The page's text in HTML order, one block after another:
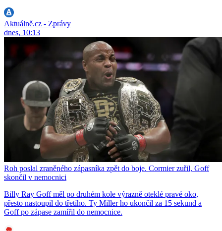
Aktuálně.cz - Zprávy
dnes, 10:13
Roh poslal zraněného zápasníka zpět do boje. Cormier zuřil, Goff
skončil v nemocnici
Billy Ray Goff měl po druhém kole výrazně oteklé pravé oko,
přesto nastoupil do třetího. Ty Miller ho ukončil za 15 sekund a
Goff po zápase zamířil do nemocnice.